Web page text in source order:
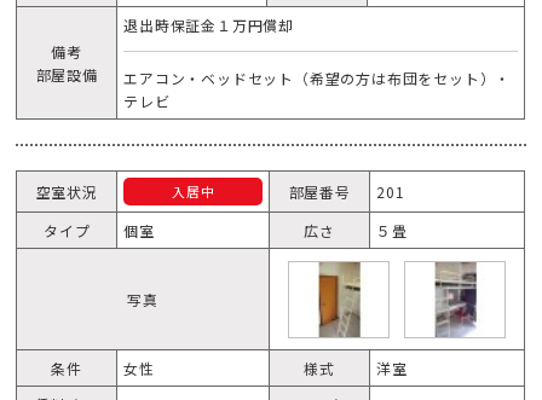
備考
部屋設備
退出時保証金１万円償却
エアコン・ベッドセット（希望の方は布団をセット）・
テレビ
空室状況 入居中 部屋番号
201
タイプ
個室 広さ ５畳
写真
条件 女性 様式
洋室